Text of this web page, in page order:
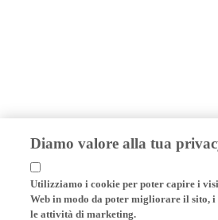
Diamo valore alla tua privacy
Utilizziamo i cookie per poter capire i
Web in modo da poter migliorare il sito,
le attività di marketing.